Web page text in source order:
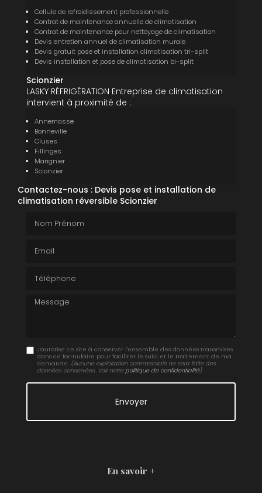
Cellule de refroidissement professionnelle
Contrat de maintenance annuelle de climatisation
Contrat de maintenance pour nettoyage de climatisation
Devis entretien annuel de climatisation murale
Devis gratuit pose et installation climatisation tri-split
Devis installation et pose de climatisation bi-split
Scionzier
LASKY RÉFRIGÉRATION Entreprise de climatisation
intervient à proximité de :
Annemasse
Bonneville
Cluses
Fillinges
Marignier
Scionzier
Contactez-nous : Devis pose et installation de
climatisation réversible Scionzier
Message
J'autorise ce site à conserver l'ensemble des données transmises
dans ce formulaire pour faciliter le suivi et le traitement de ma
demande. (Aucune exploitation commerciale ne sera faite des
données conservées. Voir notre politique de confidentialité)
En savoir +